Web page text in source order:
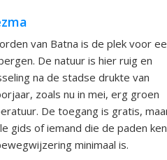
van Batna is de plek voor
De natuur is hier ruig en
na de stadse drukte van
zoals nu in mei, erg groen
De toegang is gratis,
gids of iemand die de paden
minimaal is.